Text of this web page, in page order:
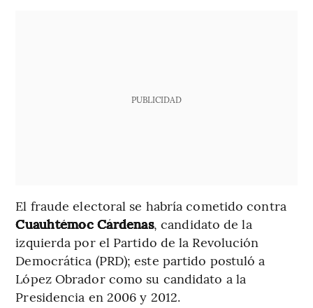
PUBLICIDAD
El fraude electoral se habría cometido contra
Cuauhtémoc Cárdenas, candidato de la
izquierda por el Partido de la Revolución
Democrática (PRD); este partido postuló a
López Obrador como su candidato a la
Presidencia en 2006 y 2012.